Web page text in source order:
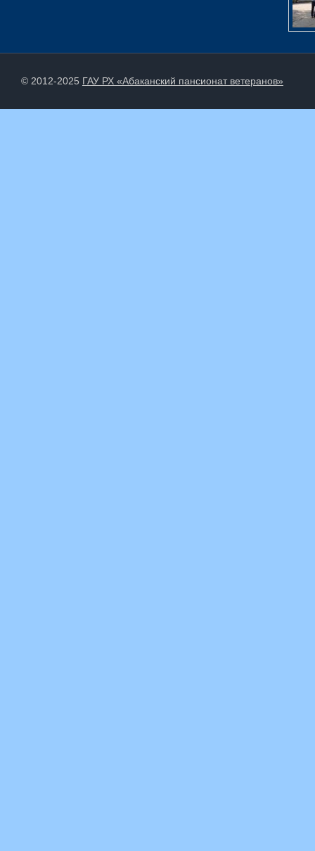
© 2012-2025 ГАУ РХ «Абаканский пансионат ветеранов»